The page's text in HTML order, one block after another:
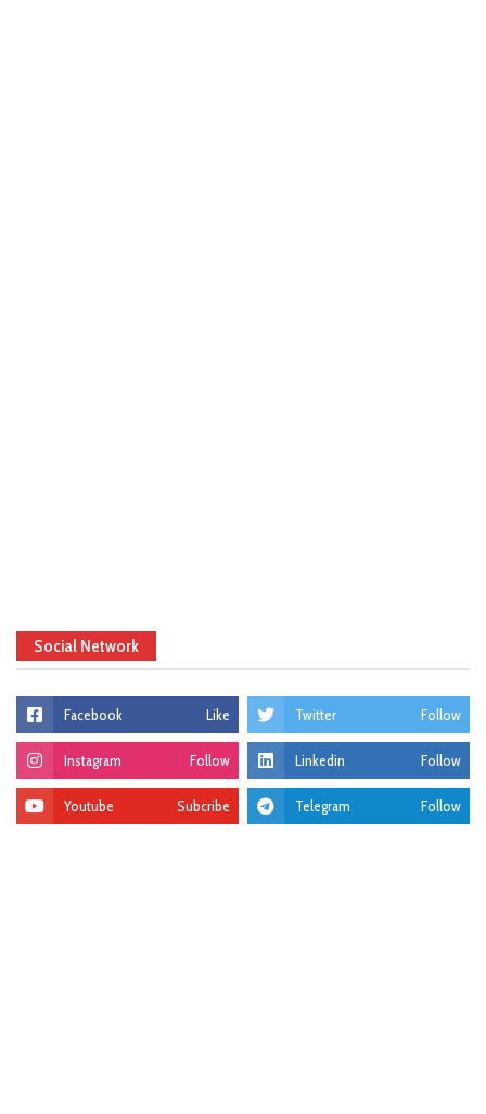
Social Network
Facebook Like Twitter Follow
Instagram Follow Linkedin Follow
Youtube Subcribe Telegram Follow